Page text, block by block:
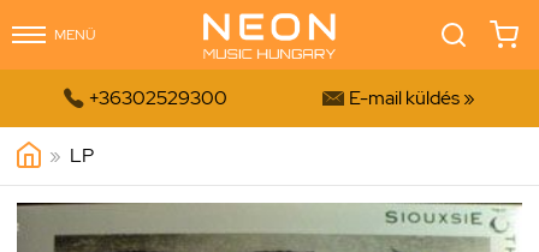
MENÜ
 +36302529300  E-mail küldés »
» LP